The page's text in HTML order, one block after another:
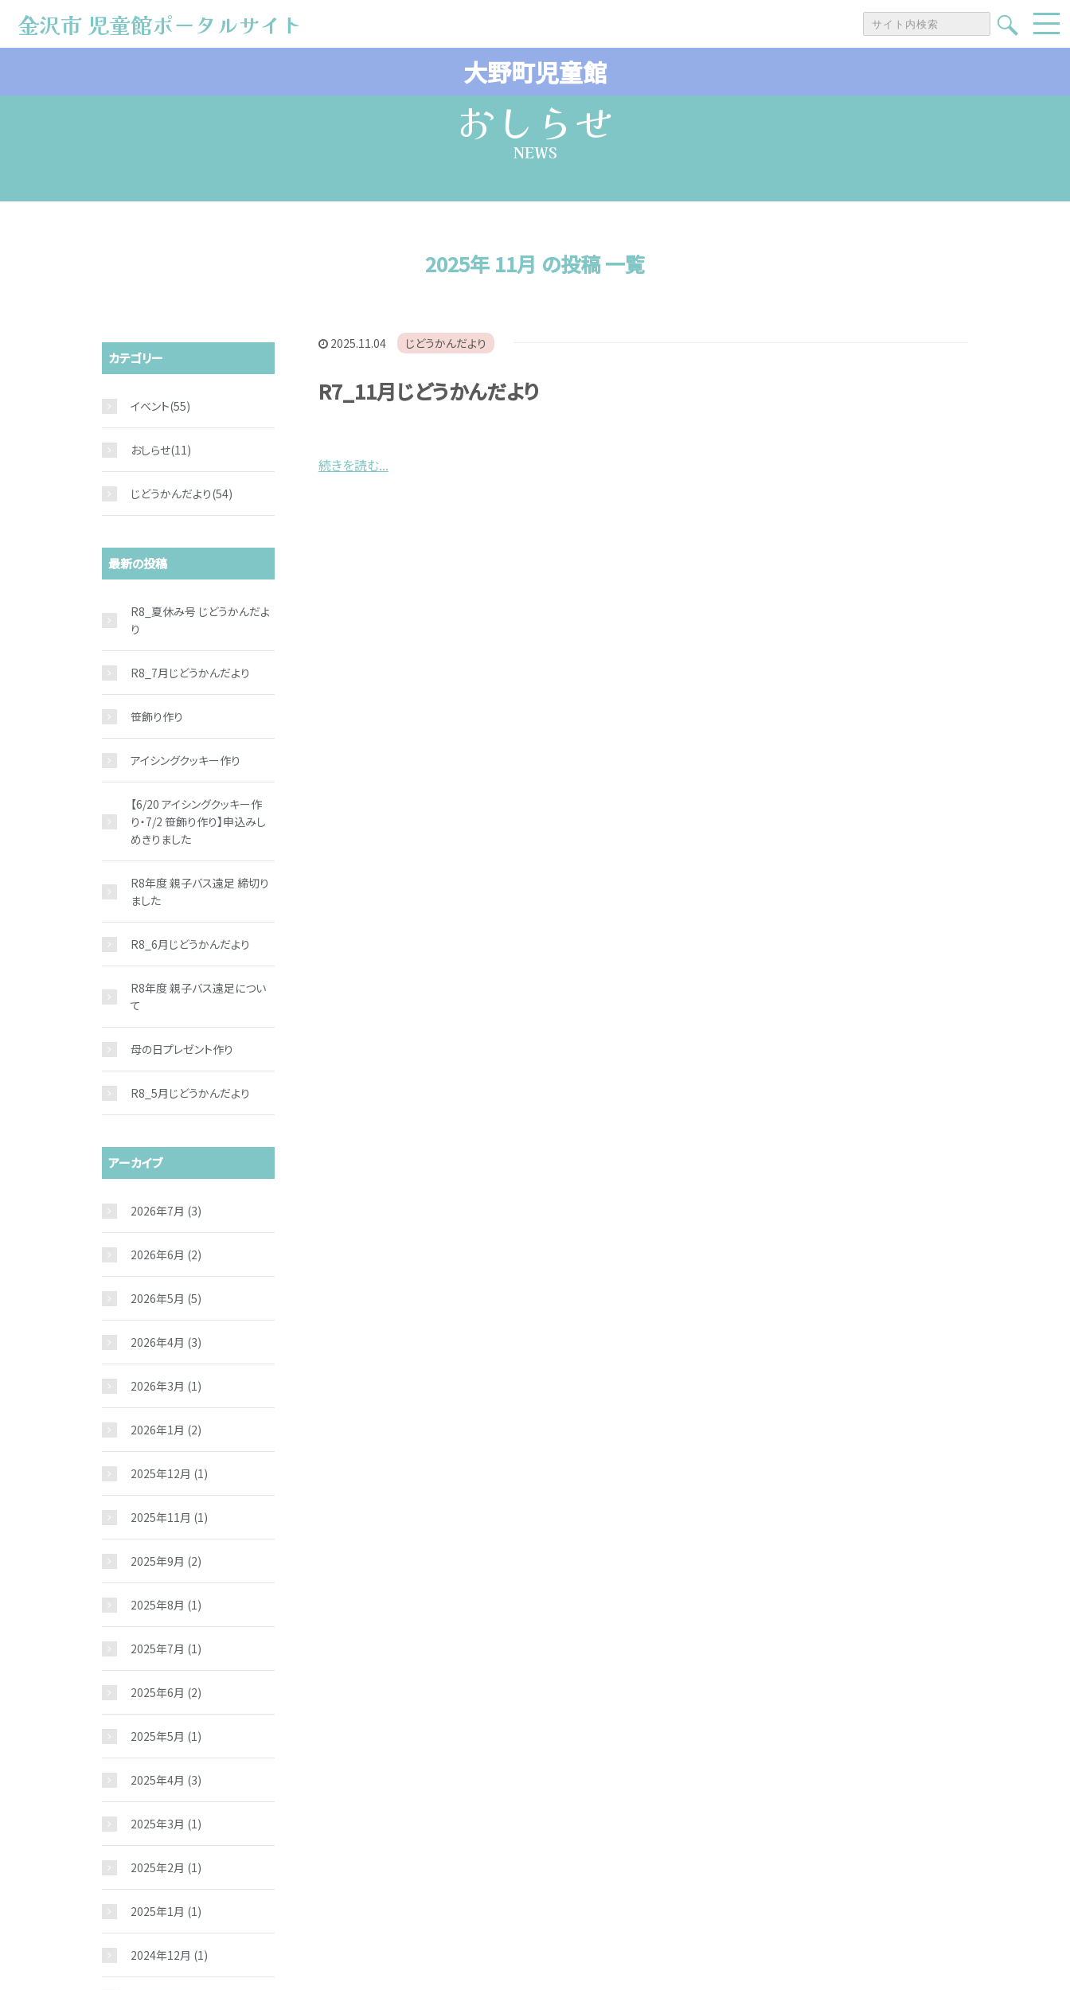
金沢市 児童館ポータルサイト
金沢市 児童館ポータルサイト
おしらせ
NEWS
2025年 11月 の投稿 一覧
2025.11.04 じどうかんだより
R7_11月じどうかんだより
続きを読む...
カテゴリー
イベント(55)
おしらせ(11)
じどうかんだより(54)
最新の投稿
R8_夏休み号 じどうかんだよ
り
R8_7月じどうかんだより
笹飾り作り
アイシングクッキー作り
【6/20 アイシングクッキー作
り・7/2 笹飾り作り】申込みし
めきりました
R8年度 親子バス遠足 締切り
ました
R8_6月じどうかんだより
R8年度 親子バス遠足につい
て
母の日プレゼント作り
R8_5月じどうかんだより
アーカイブ
2026年7月 (3)
2026年6月 (2)
2026年5月 (5)
2026年4月 (3)
2026年3月 (1)
2026年1月 (2)
2025年12月 (1)
2025年11月 (1)
2025年9月 (2)
2025年8月 (1)
2025年7月 (1)
2025年6月 (2)
2025年5月 (1)
2025年4月 (3)
2025年3月 (1)
2025年2月 (1)
2025年1月 (1)
2024年12月 (1)
大野町児童館